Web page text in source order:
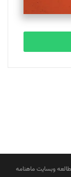
وبسایت ماهنامه